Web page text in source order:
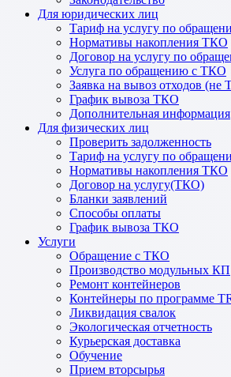
Для юридических лиц
Тариф на услугу по
Нормативы накопления ТКО
Договор на услугу по
Услуга по обращению с ТКО
Заявка на вывоз отходов (не
График вывоза ТКО
Дополнительная информация
Для физических лиц
Проверить задолженность
Тариф на услугу по
Нормативы накопления ТКО
Договор на услугу(ТКО)
Бланки заявлений
Способы оплаты
График вывоза ТКО
Услуги
Обращение с ТКО
Производство модульных КП
Ремонт контейнеров
Контейнеры по программе
Ликвидация свалок
Экологическая отчетность
Курьерская доставка
Обучение
Прием вторсырья